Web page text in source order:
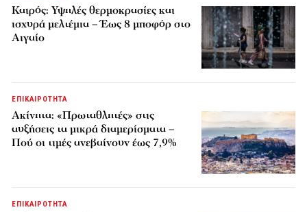
Καιρός: Υψηλές θερμοκρασίες και
ισχυρά μελτέμια – Έως 8 μποφόρ στο
Αιγαίο
ΕΠΙΚΑΙΡΟΤΗΤΑ
Ακίνητα: «Πρωταθλητές» στις
αυξήσεις τα μικρά διαμερίσματα –
Πού οι τιμές ανεβαίνουν έως 7,9%
ΕΠΙΚΑΙΡΟΤΗΤΑ